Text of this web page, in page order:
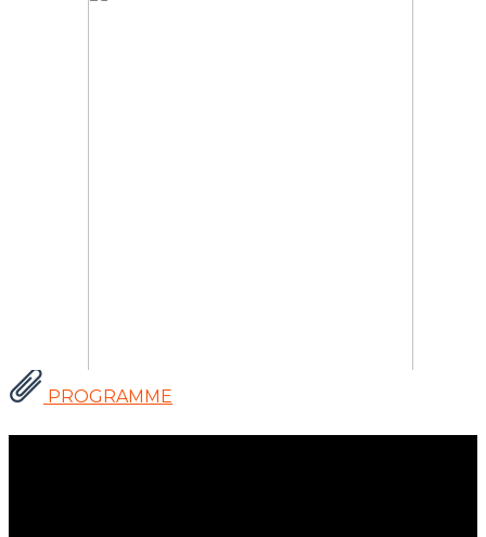
PROGRAMME